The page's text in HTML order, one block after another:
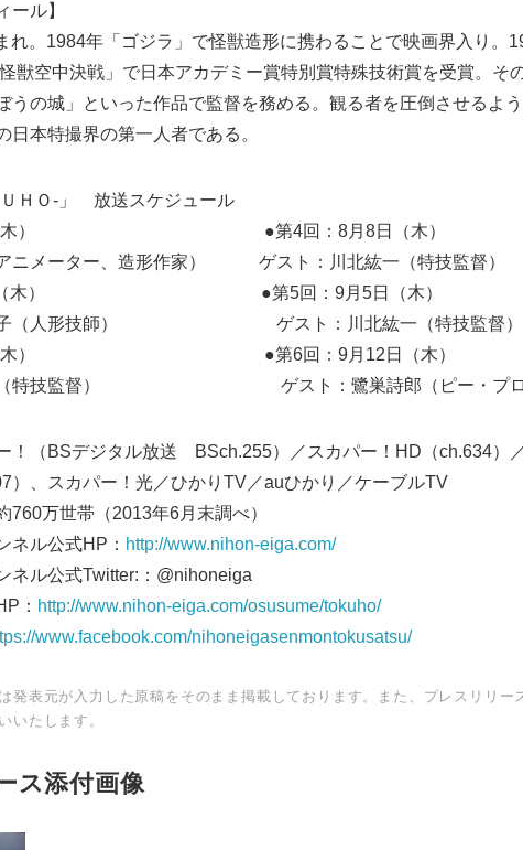
ール】
れ。1984年「ゴジラ」で怪獣造形に携わることで映画界入り。
獣空中決戦」で日本アカデミー賞特別賞特殊技術賞を受賞。そ
うの城」といった作品で監督を務める。観る者を圧倒させるよ
日本特撮界の第一人者である。
ＵＨＯ‐」 放送スケジュール
4日（木） ●第4回：8月8日（木）
ニメーター、造形作家） ゲスト：川北紘一（特技監督）
11日（木） ●第5回：9月5日（木）
文子（人形技師） ゲスト：川北紘一（特技監督）
1日（木） ●第6回：9月12日（木）
慶（特技監督） ゲスト：鷺巣詩郎（ピー・プロダ
！（BSデジタル放送 BSch.255）／スカパー！HD（ch.634）
）、スカパー！光／ひかりTV／auひかり／ケーブルTV
760万世帯（2013年6月末調べ）
ネル公式HP： http://www.nihon-eiga.com/
ネル公式Twitter:：@nihoneiga
： http://www.nihon-eiga.com/osusume/tokuho/
www.facebook.com/nihoneigasenmontokusatsu/
発表元が入力した原稿をそのまま掲載しております。また、プレスリリー
いたします。
ス添付画像
Japanese